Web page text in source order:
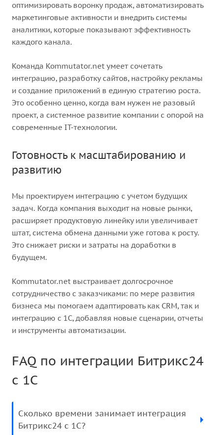
оптимизировать воронку продаж, автоматизировать
маркетинговые активности и внедрить системы
аналитики, которые показывают эффективность
каждого канала.
Команда Kommutator.net умеет сочетать
интеграцию, разработку сайтов, настройку рекламы
и создание приложений в единую стратегию роста.
Это особенно ценно, когда вам нужен не разовый
проект, а системное развитие компании с опорой на
современные IT-технологии.
Готовность к масштабированию и
развитию
Мы проектируем интеграцию с учетом будущих
задач. Когда компания выходит на новые рынки,
расширяет продуктовую линейку или увеличивает
штат, система обмена данными уже готова к росту.
Это снижает риски и затраты на доработки в
будущем.
Kommutator.net выстраивает долгосрочное
сотрудничество с заказчиками: по мере развития
бизнеса мы помогаем адаптировать как CRM, так и
интеграцию с 1С, добавляя новые сценарии, отчеты
и инструменты автоматизации.
FAQ по интеграции Битрикс24
с 1С
Сколько времени занимает интеграция
Битрикс24 с 1С?